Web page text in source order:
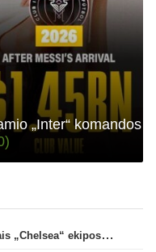
„Inter“ komandos
X. Alonso: „Esu patenkintas dabartiniais „Chelsea“ ekipos vartininkais“